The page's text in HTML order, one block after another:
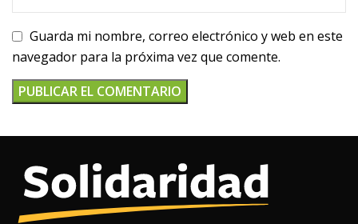
Guarda mi nombre, correo electrónico y web en este
navegador para la próxima vez que comente.